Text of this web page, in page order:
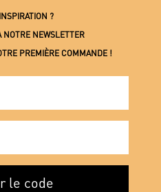
?
NOTRE NEWSLETTER
PREMIÈRE COMMANDE !
le code